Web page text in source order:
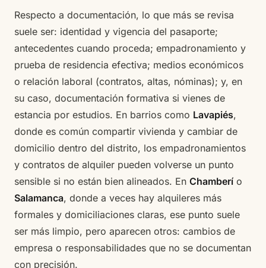
Respecto a documentación, lo que más se revisa
suele ser: identidad y vigencia del pasaporte;
antecedentes cuando proceda; empadronamiento y
prueba de residencia efectiva; medios económicos
o relación laboral (contratos, altas, nóminas); y, en
su caso, documentación formativa si vienes de
estancia por estudios. En barrios como Lavapiés,
donde es común compartir vivienda y cambiar de
domicilio dentro del distrito, los empadronamientos
y contratos de alquiler pueden volverse un punto
sensible si no están bien alineados. En Chamberí o
Salamanca, donde a veces hay alquileres más
formales y domiciliaciones claras, ese punto suele
ser más limpio, pero aparecen otros: cambios de
empresa o responsabilidades que no se documentan
con precisión.